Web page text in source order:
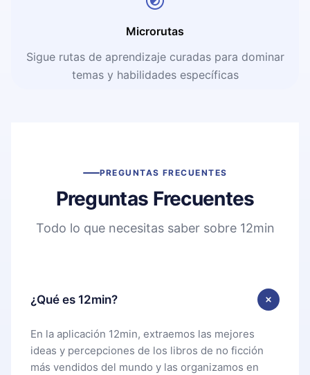
Microrutas
Sigue rutas de aprendizaje curadas para dominar
temas y habilidades específicas
PREGUNTAS FRECUENTES
Preguntas Frecuentes
Todo lo que necesitas saber sobre 12min
¿Qué es 12min?
En la aplicación 12min, extraemos las mejores
ideas y percepciones de los libros de no ficción
más vendidos del mundo y las organizamos en